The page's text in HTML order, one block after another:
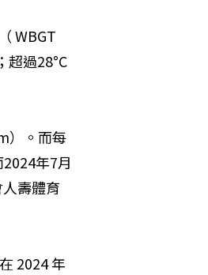
WBGT
超過28°C
）。而每
年7月
壽體育
2024 年